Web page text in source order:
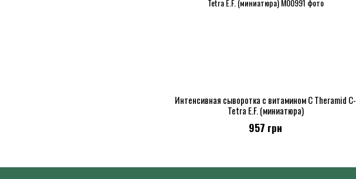
Интенсивная сыворотка с витамином C Theramid C-
Tetra E.F. (миниатюра)
957 грн